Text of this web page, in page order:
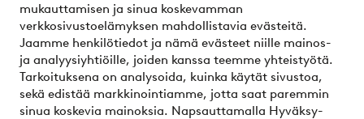
mukauttamisen ja sinua koskevamman
verkkosivustoelämyksen mahdollistavia evästeitä.
Jaamme henkilötiedot ja nämä evästeet niille mainos-
ja analyysiyhtiöille, joiden kanssa teemme yhteistyötä.
Tarkoituksena on analysoida, kuinka käytät sivustoa,
sekä edistää markkinointiamme, jotta saat paremmin
sinua koskevia mainoksia. Napsauttamalla Hyväksy-
Turvalliset maksut – maksa nyt tai erissä
Haluatko tietää lisää maksuvaihtoehdoistamme?
elpy